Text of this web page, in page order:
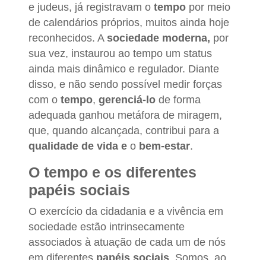
e judeus, já registravam o tempo por meio
de calendários próprios, muitos ainda hoje
reconhecidos. A sociedade moderna, por
sua vez, instaurou ao tempo um status
ainda mais dinâmico e regulador. Diante
disso, e não sendo possível medir forças
com o tempo, gerenciá-lo de forma
adequada ganhou metáfora de miragem,
que, quando alcançada, contribui para a
qualidade de vida e o bem-estar.
O tempo e os diferentes
papéis sociais
O exercício da cidadania e a vivência em
sociedade estão intrinsecamente
associados à atuação de cada um de nós
em diferentes papéis sociais. Somos, ao